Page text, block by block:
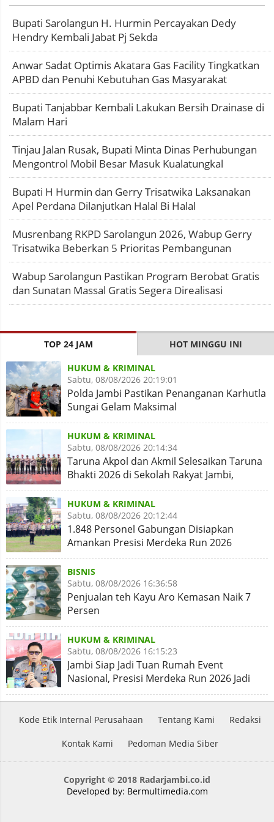
Bupati Sarolangun H. Hurmin Percayakan Dedy
Hendry Kembali Jabat Pj Sekda
Anwar Sadat Optimis Akatara Gas Facility Tingkatkan
APBD dan Penuhi Kebutuhan Gas Masyarakat
Bupati Tanjabbar Kembali Lakukan Bersih Drainase di
Malam Hari
Tinjau Jalan Rusak, Bupati Minta Dinas Perhubungan
Mengontrol Mobil Besar Masuk Kualatungkal
Bupati H Hurmin dan Gerry Trisatwika Laksanakan
Apel Perdana Dilanjutkan Halal Bi Halal
Musrenbang RKPD Sarolangun 2026, Wabup Gerry
Trisatwika Beberkan 5 Prioritas Pembangunan
Wabup Sarolangun Pastikan Program Berobat Gratis
dan Sunatan Massal Gratis Segera Direalisasi
TOP 24 JAM HOT MINGGU INI
HUKUM & KRIMINAL
Sabtu, 08/08/2026 20:19:01
Polda Jambi Pastikan Penanganan Karhutla
Sungai Gelam Maksimal
HUKUM & KRIMINAL
Sabtu, 08/08/2026 20:14:34
Taruna Akpol dan Akmil Selesaikan Taruna
Bhakti 2026 di Sekolah Rakyat Jambi,
Kegiatan Aman Lancar
HUKUM & KRIMINAL
Sabtu, 08/08/2026 20:12:44
1.848 Personel Gabungan Disiapkan
Amankan Presisi Merdeka Run 2026
BISNIS
Sabtu, 08/08/2026 16:36:58
Penjualan teh Kayu Aro Kemasan Naik 7
Persen
HUKUM & KRIMINAL
Sabtu, 08/08/2026 16:15:23
Jambi Siap Jadi Tuan Rumah Event
Nasional, Presisi Merdeka Run 2026 Jadi
Momentum Pembuktian
Kode Etik Internal Perusahaan Tentang Kami Redaksi
Kontak Kami Pedoman Media Siber
Copyright © 2018 Radarjambi.co.id
Developed by: Bermultimedia.com